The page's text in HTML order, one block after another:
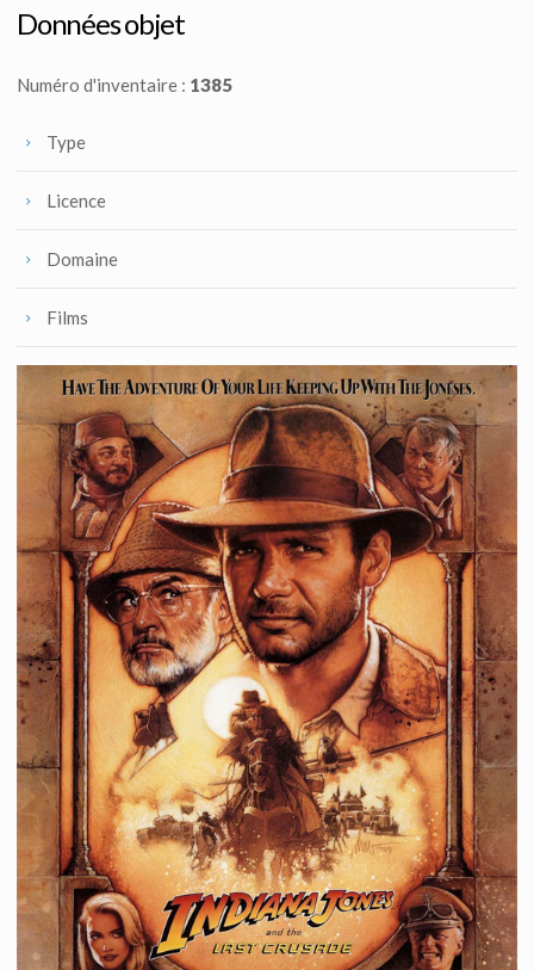
Vu à l'écran
Données objet
Numéro d'inventaire : 1385
Type
Licence
Domaine
Films